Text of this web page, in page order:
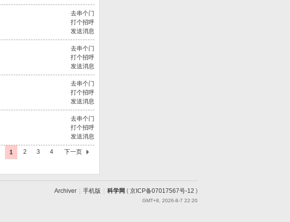
去串个门
打个招呼
发送消息
去串个门
打个招呼
发送消息
去串个门
打个招呼
发送消息
去串个门
打个招呼
发送消息
1 2 3 4 下一页
Archiver 手机版 科学网 ( 京ICP备07017567号-12 )
GMT+8, 2026-8-7 22:20